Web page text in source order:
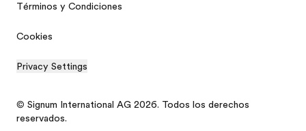
Términos y Condiciones
Cookies
Privacy Settings
© Signum International AG 2026. Todos los derechos
reservados.